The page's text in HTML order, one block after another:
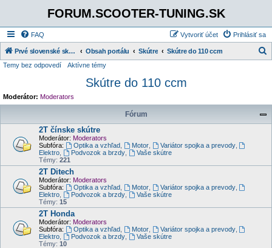
FORUM.SCOOTER-TUNING.SK
FAQ Prihlásiť sa
Vytvoriť účet
Prvé slovenské skútrové fórum Obsah portálu Skútre Skútre do 110 ccm
ť
Temy bez odpovedí Aktívne témy
Skútre do 110 ccm
Moderátor: Moderators
Fórum
2T čínske skútre
Moderátor: Moderators
Subfóra:
Optika a vzhľad, Motor, Variátor spojka a prevody,
Elektro
Podvozok a brzdy,
Vaše skútre
Témy: 221
2T Ditech
Moderátor: Moderators
Subfóra:
Optika a vzhľad, Motor, Variátor spojka a prevody,
Elektro
Podvozok a brzdy,
Vaše skútre
Témy: 15
2T Honda
Moderátor: Moderators
Subfóra:
Optika a vzhľad, Motor, Variátor spojka a prevody,
Elektro
Podvozok a brzdy,
Vaše skútre
Témy: 10